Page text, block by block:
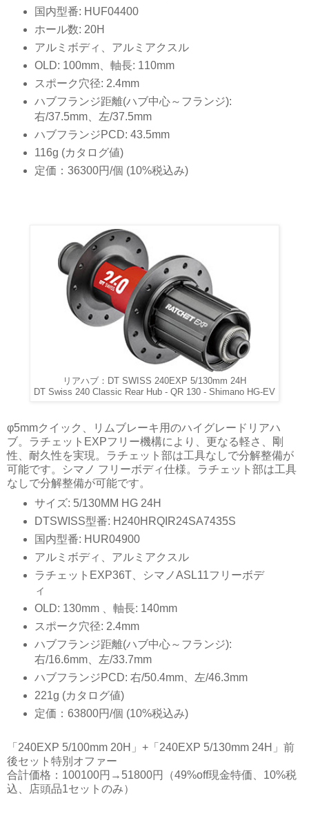
国内型番: HUF04400
ホール数: 20H
アルミボディ、アルミアクスル
OLD: 100mm、軸長: 110mm
スポーク穴径: 2.4mm
ハブフランジ距離(ハブ中心～フランジ):
右/37.5mm、左/37.5mm
ハブフランジPCD: 43.5mm
116g (カタログ値)
定価：36300円/個 (10%税込み)
リアハブ：DT SWISS 240EXP 5/130mm 24H
DT Swiss 240 Classic Rear Hub - QR 130 - Shimano HG-EV
φ5mmクイック、リムブレーキ用のハイグレードリアハ
ブ。ラチェットEXPフリー機構により、更なる軽さ、剛
性、耐久性を実現。ラチェット部は工具なしで分解整備が
可能です。シマノ フリーボディ仕様。ラチェット部は工具
なしで分解整備が可能です。
サイズ: 5/130MM HG 24H
DTSWISS型番: H240HRQIR24SA7435S
国内型番: HUR04900
アルミボディ、アルミアクスル
ラチェットEXP36T、シマノASL11フリーボデ
ィ
OLD: 130mm 、軸長: 140mm
スポーク穴径: 2.4mm
ハブフランジ距離(ハブ中心～フランジ):
右/16.6mm、左/33.7mm
ハブフランジPCD: 右/50.4mm、左/46.3mm
221g (カタログ値)
定価：63800円/個 (10%税込み)
「240EXP 5/100mm 20H」+「240EXP 5/130mm 24H」前
後セット特別オファー
合計価格：100100円→51800円（49%off現金特価、10%税
込、店頭品1セットのみ）